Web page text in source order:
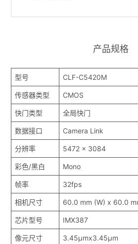
产品规格
型号 CLF-C5420M
传感器类型 CMOS
快门类型 全局快门
数据接口 Camera Link
分辨率 5472 x 3084
彩色/黑白 Mono
帧率 32fps
相机尺寸 60.0 mm (W) x 60.0
芯片型号 IMX387
像元尺寸 3.45μmx3.45μm